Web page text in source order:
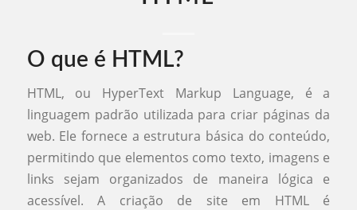
O que é HTML?
HTML, ou HyperText Markup Language, é a
linguagem padrão utilizada para criar páginas da
web. Ele fornece a estrutura básica do conteúdo,
permitindo que elementos como texto, imagens e
links sejam organizados de maneira lógica e
acessível. A criação de site em HTML é